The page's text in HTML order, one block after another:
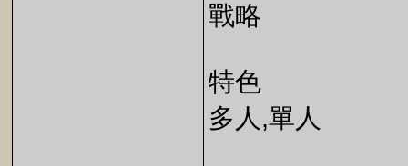
戰略
特色
多人,單人